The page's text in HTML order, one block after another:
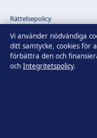
Rättelsepolicy
Faktagranskningspolicy
Ägande & finansiering
Vi använder nödvändiga
ditt samtycke, cookies för
förbättra den och
och Integritetspolicy.